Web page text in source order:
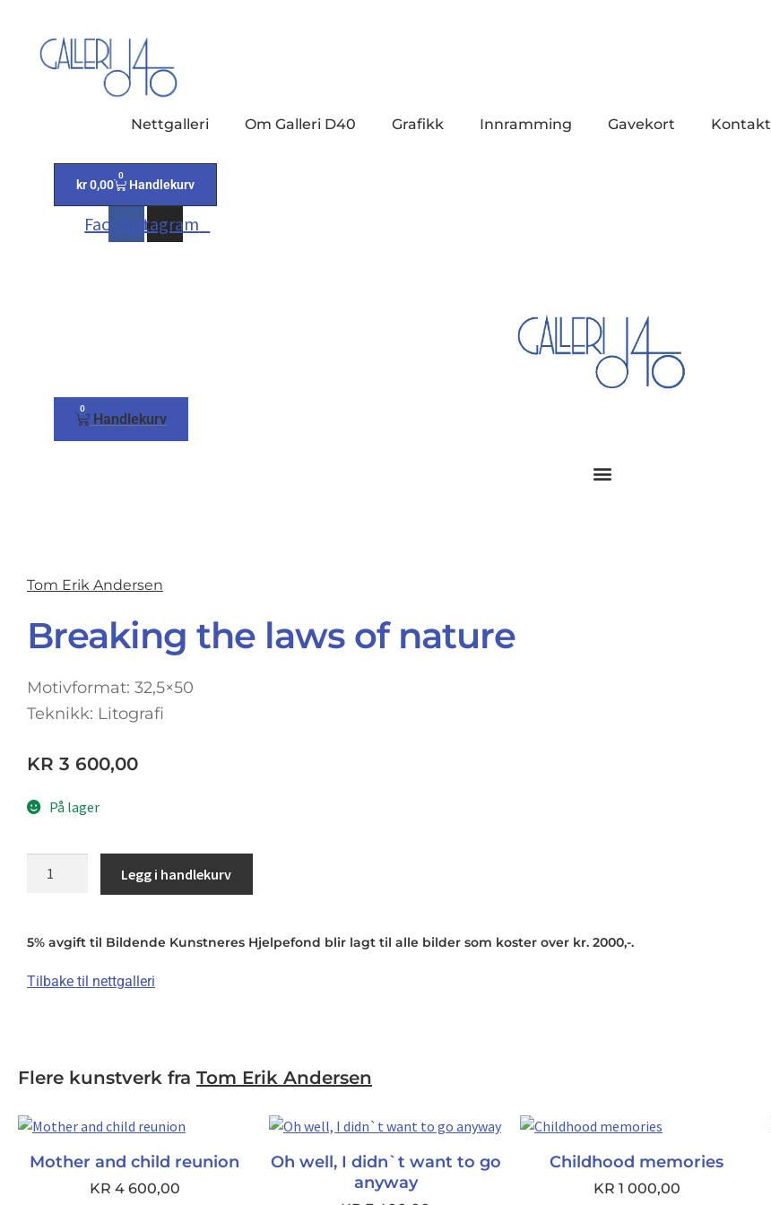
Nettgalleri Om Galleri D40 Grafikk Innramming Gavekort Kontakt
kr0,00
0
Handlekurv
FacebookInstagram
0
Handlekurv
Tom Erik Andersen
Breaking the laws of nature
Motivformat: 32,5×50
Teknikk: Litografi
KR 3 600,00
På lager
nature
antall
Legg i handlekurv
5% avgift til Bildende Kunstneres Hjelpefond blir lagt til alle bilder som koster over kr. 2000,-.
Tilbake til nettgalleri
Flere kunstverk fra Tom Erik Andersen
Mother and child reunion
KR 4 600,00
Oh well, I didn`t want to go
anyway
Childhood memories
KR 1 000,00